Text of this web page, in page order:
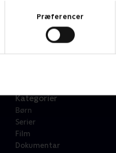
Præferencer
Star Wars: Visions
Serier • 1 sæsoner
Kategorier
Børn
Serier
Film
Dokumentar